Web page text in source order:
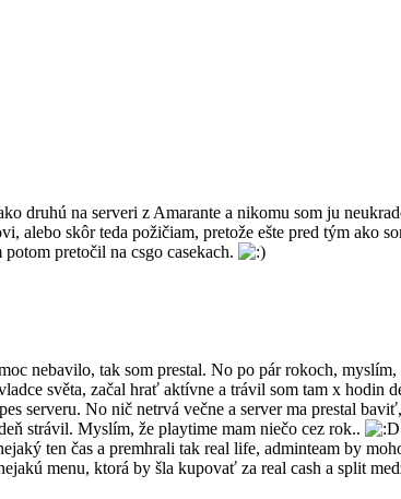
druhú na serveri z Amarante a nikomu som ju
alebo skôr teda požičiam, pretože ešte pred tým ako
pretočil na csgo casekach.
nebavilo, tak som prestal. No po pár rokoch,
světa, začal hrať aktívne a trávil som tam x hodin
serveru. No nič netrvá večne a server ma prestal
strávil. Myslím, že playtime mam niečo cez rok..
ten čas a premhrali tak real life, adminteam by
menu, ktorá by šla kupovať za real cash a split